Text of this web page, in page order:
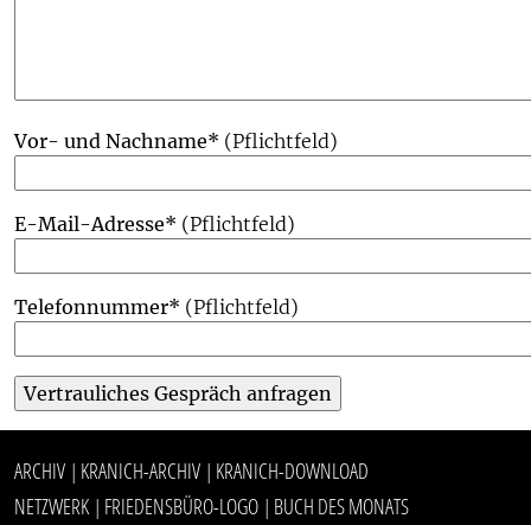
Vor- und Nachname* (Pflichtfeld)
E-Mail-Adresse* (Pflichtfeld)
Telefonnummer* (Pflichtfeld)
ARCHIV | KRANICH-ARCHIV | KRANICH-DOWNLOAD
NETZWERK | FRIEDENSBÜRO-LOGO | BUCH DES MONATS